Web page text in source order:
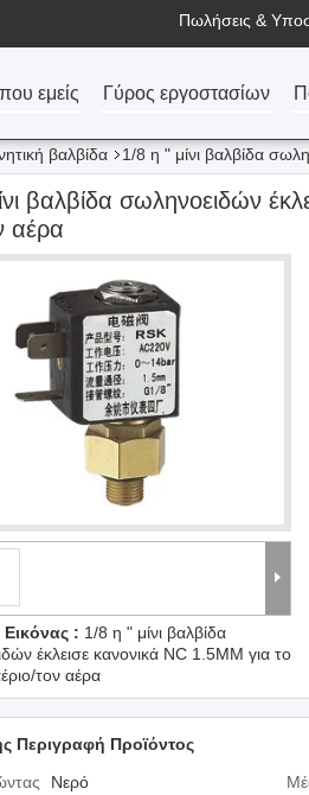
Πωλήσεις &
εμείς Γύρος εργοστασίων
βαλβίδα
1/8 η " μίνι βαλβίδα
βαλβίδα σωληνοειδών
αέρα
: 1/8 η " μίνι βαλβίδα
έκλεισε κανονικά NC 1.5MM για το
τον αέρα
Περιγραφή Προϊόντος
Νερό